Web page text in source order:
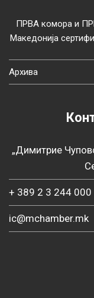
ПРВА комора и
Македонија
Архива
„Димитрие
+ 389 2 3 244 000
ic@mchamber.mk